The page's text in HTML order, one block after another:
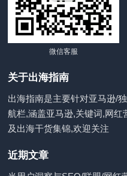
微信客服
关于出海指南
出海指南是主要针对亚马逊/
航栏,涵盖亚马逊,关键词,网
及出海干货集锦,欢迎关注
近期文章